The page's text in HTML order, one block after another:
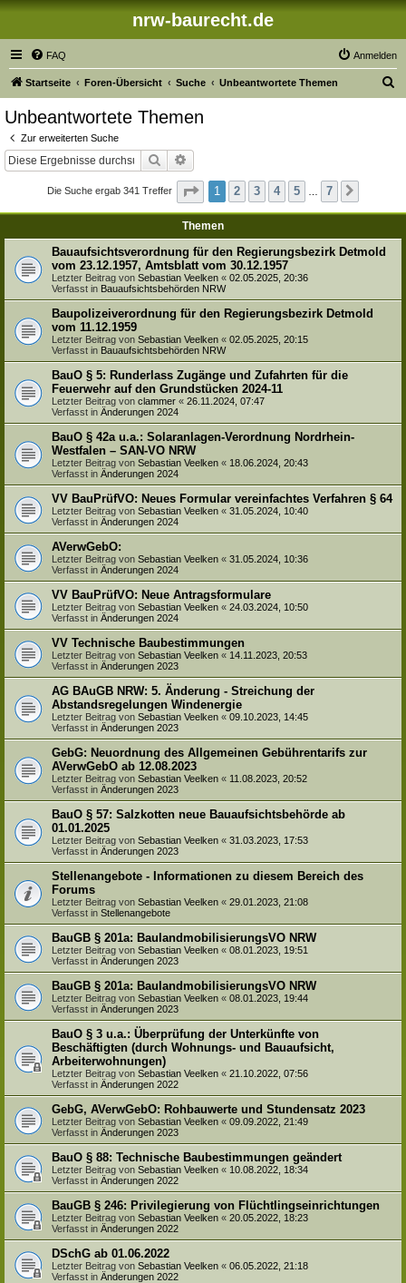
nrw-baurecht.de
FAQ Anmelden
Startseite Foren-Übersicht Suche Unbeantwortete Themen
Unbeantwortete Themen
Zur erweiterten Suche
Suche
Die Suche ergab 341 Treffer Seite 1von
1 2 3 4 5 7
Themen
Bauaufsichtsverordnung für den Regierungsbezirk Detmold
vom 23.12.1957, Amtsblatt vom 30.12.1957
Letzter Beitrag von Sebastian Veelken « 02.05.2025, 20:36
Verfasst in Bauaufsichtsbehörden NRW
Baupolizeiverordnung für den Regierungsbezirk Detmold
vom 11.12.1959
Letzter Beitrag von Sebastian Veelken « 02.05.2025, 20:15
Verfasst in Bauaufsichtsbehörden NRW
BauO § 5: Runderlass Zugänge und Zufahrten für die
Feuerwehr auf den Grundstücken 2024-11
Letzter Beitrag von clammer « 26.11.2024, 07:47
Verfasst in Änderungen 2024
BauO § 42a u.a.: Solaranlagen-Verordnung Nordrhein-
Westfalen – SAN-VO NRW
Letzter Beitrag von Sebastian Veelken « 18.06.2024, 20:43
Verfasst in Änderungen 2024
VV BauPrüfVO: Neues Formular vereinfachtes Verfahren § 64
Letzter Beitrag von Sebastian Veelken « 31.05.2024, 10:40
Verfasst in Änderungen 2024
AVerwGebO:
Letzter Beitrag von Sebastian Veelken « 31.05.2024, 10:36
Verfasst in Änderungen 2024
VV BauPrüfVO: Neue Antragsformulare
Letzter Beitrag von Sebastian Veelken « 24.03.2024, 10:50
Verfasst in Änderungen 2024
VV Technische Baubestimmungen
Letzter Beitrag von Sebastian Veelken « 14.11.2023, 20:53
Verfasst in Änderungen 2023
AG BAuGB NRW: 5. Änderung - Streichung der
Abstandsregelungen Windenergie
Letzter Beitrag von Sebastian Veelken « 09.10.2023, 14:45
Verfasst in Änderungen 2023
GebG: Neuordnung des Allgemeinen Gebührentarifs zur
AVerwGebO ab 12.08.2023
Letzter Beitrag von Sebastian Veelken « 11.08.2023, 20:52
Verfasst in Änderungen 2023
BauO § 57: Salzkotten neue Bauaufsichtsbehörde ab
01.01.2025
Letzter Beitrag von Sebastian Veelken « 31.03.2023, 17:53
Verfasst in Änderungen 2023
Stellenangebote - Informationen zu diesem Bereich des
Forums
Letzter Beitrag von Sebastian Veelken « 29.01.2023, 21:08
Verfasst in Stellenangebote
BauGB § 201a: BaulandmobilisierungsVO NRW
Letzter Beitrag von Sebastian Veelken « 08.01.2023, 19:51
Verfasst in Änderungen 2023
BauGB § 201a: BaulandmobilisierungsVO NRW
Letzter Beitrag von Sebastian Veelken « 08.01.2023, 19:44
Verfasst in Änderungen 2023
BauO § 3 u.a.: Überprüfung der Unterkünfte von
Beschäftigten (durch Wohnungs- und Bauaufsicht,
Arbeiterwohnungen)
Letzter Beitrag von Sebastian Veelken « 21.10.2022, 07:56
Verfasst in Änderungen 2022
GebG, AVerwGebO: Rohbauwerte und Stundensatz 2023
Letzter Beitrag von Sebastian Veelken « 09.09.2022, 21:49
Verfasst in Änderungen 2023
BauO § 88: Technische Baubestimmungen geändert
Letzter Beitrag von Sebastian Veelken « 10.08.2022, 18:34
Verfasst in Änderungen 2022
BauGB § 246: Privilegierung von Flüchtlingseinrichtungen
Letzter Beitrag von Sebastian Veelken « 20.05.2022, 18:23
Verfasst in Änderungen 2022
DSchG ab 01.06.2022
Letzter Beitrag von Sebastian Veelken « 06.05.2022, 21:18
Verfasst in Änderungen 2022